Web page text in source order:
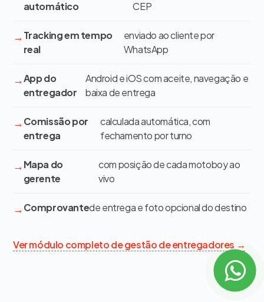
automático
CEP
Tracking em tempo
real
enviado ao cliente por
WhatsApp
App do
entregador
Android e iOS com aceite, navegação e
baixa de entrega
Comissão por
entrega
calculada automática, com
fechamento por turno
Mapa do
gerente
com posição de cada motoboy ao
vivo
Comprovantede entrega e foto opcional do destino
Ver módulo completo de gestão de entregadores →